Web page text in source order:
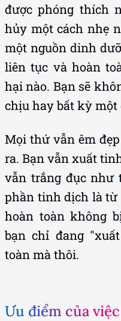
được phóng thích
hủy một cách nhẹ
một nguồn dinh
liên tục và hoàn
hại nào. Bạn sẽ
chịu hay bất kỳ một
Mọi thứ vẫn êm
ra. Bạn vẫn xuất
vẫn trắng đục như
phần tinh dịch là
hoàn toàn không
bạn chỉ đang
toàn mà thôi.
Ưu điểm của